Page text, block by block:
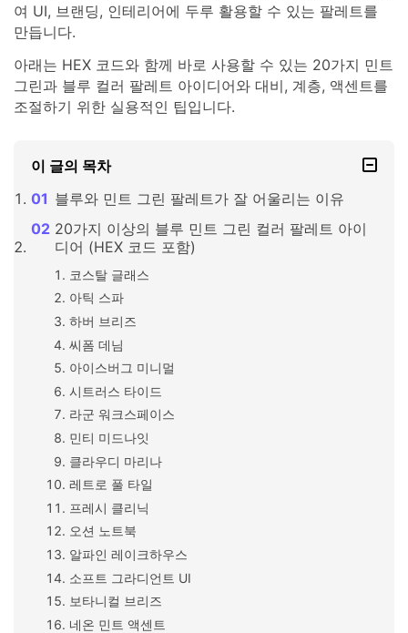
여 UI, 브랜딩, 인테리어에 두루 활용할 수 있는 팔레트를
만듭니다.
아래는 HEX 코드와 함께 바로 사용할 수 있는 20가지 민트
그린과 블루 컬러 팔레트 아이디어와 대비, 계층, 액센트를
조절하기 위한 실용적인 팁입니다.
이 글의 목차
블루와 민트 그린 팔레트가 잘 어울리는 이유
20가지 이상의 블루 민트 그린 컬러 팔레트 아이
디어 (HEX 코드 포함)
코스탈 글래스
아틱 스파
하버 브리즈
씨폼 데님
아이스버그 미니멀
시트러스 타이드
라군 워크스페이스
민티 미드나잇
클라우디 마리나
레트로 풀 타일
프레시 클리닉
오션 노트북
알파인 레이크하우스
소프트 그라디언트 UI
보타니컬 브리즈
네온 민트 액센트